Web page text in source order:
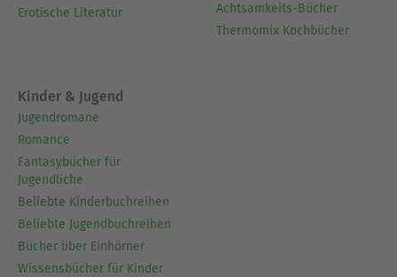
Erotische Literatur
Achtsamkeits-Bücher
Thermomix Kochbücher
Kinder & Jugend
Jugendromane
Romance
Fantasybücher für
Jugendliche
Beliebte Kinderbuchreihen
Beliebte Jugendbuchreihen
Bücher über Einhörner
Wissensbücher für Kinder